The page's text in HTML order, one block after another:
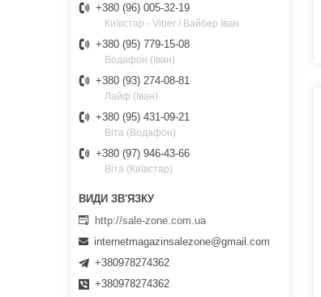
+380 (96) 005-32-19
Київстар - Viber / Вайбер Іван
+380 (95) 779-15-08
Водафон (Іван)
+380 (93) 274-08-81
Лайф (Іван)
+380 (95) 431-09-21
Віта (Водафон)
+380 (97) 946-43-66
Віта (Київстар)
http://sale-zone.com.ua
internetmagazinsalezone@gmail.com
+380978274362
+380978274362